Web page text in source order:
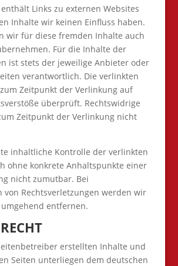
Links zu externen Websites
Inhalte wir keinen Einfluss haben.
wir für diese fremden Inhalte auch
Für die Inhalte der
ist stets der jeweilige Anbieter oder
verantwortlich. Die verlinkten
Zeitpunkt der Verlinkung auf
überprüft. Rechtswidrige
Zeitpunkt der Verlinkung nicht
inhaltliche Kontrolle der verlinkten
ohne konkrete Anhaltspunkte einer
nicht zumutbar. Bei
von Rechtsverletzungen werden wir
entfernen.
erstellten Inhalte und
Seiten unterliegen dem deutschen